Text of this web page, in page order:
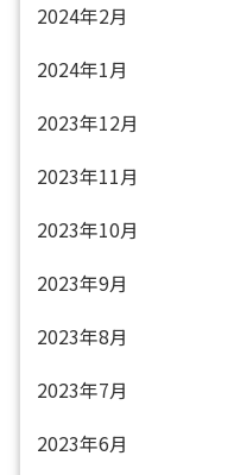
2024年2月
2024年1月
2023年12月
2023年11月
2023年10月
2023年9月
2023年8月
2023年7月
2023年6月